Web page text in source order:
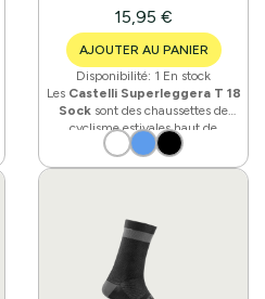
15,95 €
AJOUTER AU PANIER
Disponibilité: 1 En stock
Les Castelli Superleggera T 18
Sock sont des chaussettes de
cyclisme estivales haut de
gamme. Fabriquées en fil
ventilation maximale par temps
chaud. La construction
assure une élasticité
optimale. Hauteur de tige : 18 cm.